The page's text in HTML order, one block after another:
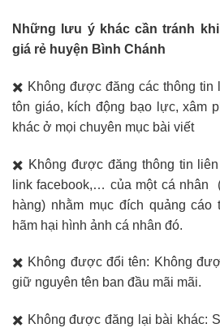
Những lưu ý khác cần tránh
giá rẻ huyện Bình Chánh
✖️ Không được đăng các thông tin
tôn giáo, kích động bạo lực, xâm
khác ở mọi chuyên mục bài viết
✖️ Không được đăng thông tin
link facebook,… của một cá nhân
hàng) nhằm mục đích quảng
hãm hại hình ảnh cá nhân đó.
✖️ Không được đổi tên: Không
giữ nguyên tên ban đầu mãi mãi.
✖️ Không được đăng lại bài khác: